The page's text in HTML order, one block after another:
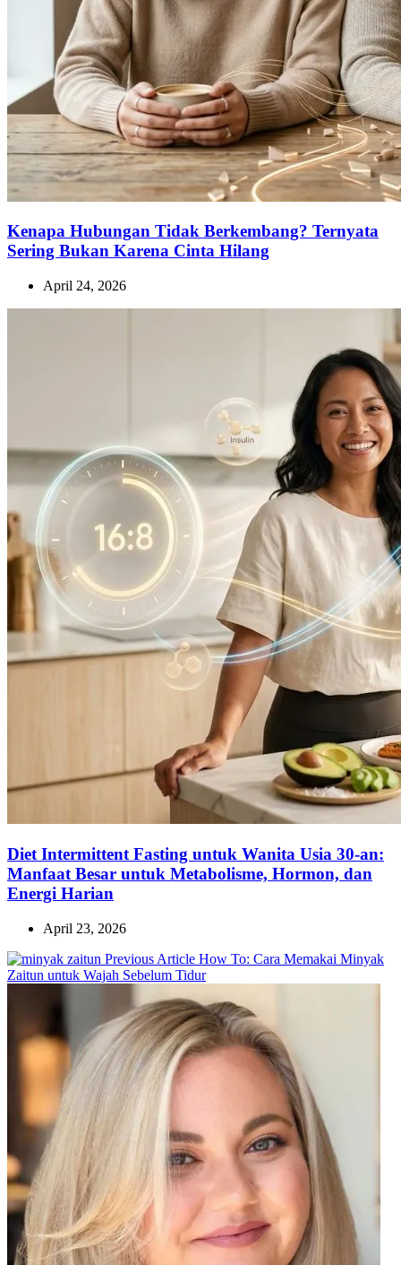
Kenapa Hubungan Tidak Berkembang? Ternyata
Sering Bukan Karena Cinta Hilang
April 24, 2026
Diet Intermittent Fasting untuk Wanita Usia 30-an:
Manfaat Besar untuk Metabolisme, Hormon, dan
Energi Harian
April 23, 2026
Previous Article Previous
Post:
How To: Cara Memakai Minyak
Zaitun untuk Wajah Sebelum Tidur